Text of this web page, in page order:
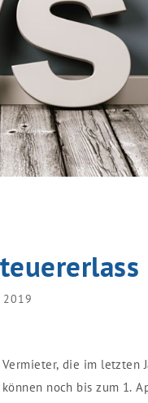
2019
Vermieter, die im letzten
können noch bis zum 1.